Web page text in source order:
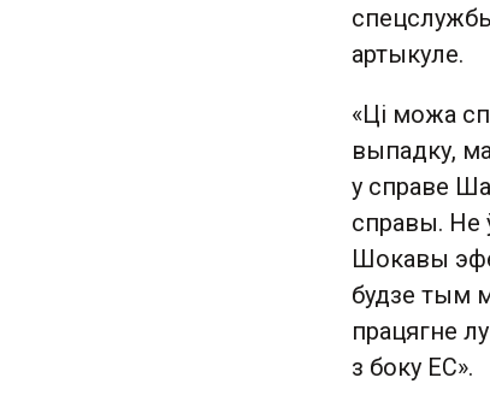
артыкуле.
«Ці можа
выпадку,
у справе
справы. Не
Шокавы
будзе тым
працягне
з боку ЕС».